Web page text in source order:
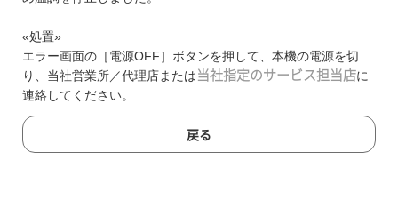
«処置»
エラー画面の［電源OFF］ボタンを押して、本機の電源を切
り、当社営業所／代理店または 当社指定のサービス担当店に
連絡してください。
戻る